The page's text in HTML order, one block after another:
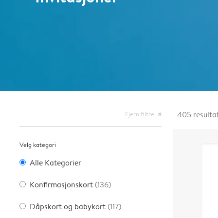
Fjern filtre close
Velg kategori
Alle Kategorier
Konfirmasjonskort (136)
Dåpskort og babykort (117)
405